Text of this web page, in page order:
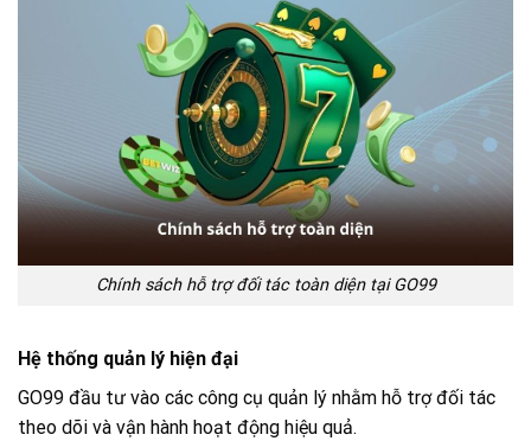
Chính sách hỗ trợ đối tác toàn diện tại GO99
Hệ thống quản lý hiện đại
GO99 đầu tư vào các công cụ quản lý nhằm hỗ trợ đối tác
theo dõi và vận hành hoạt động hiệu quả.